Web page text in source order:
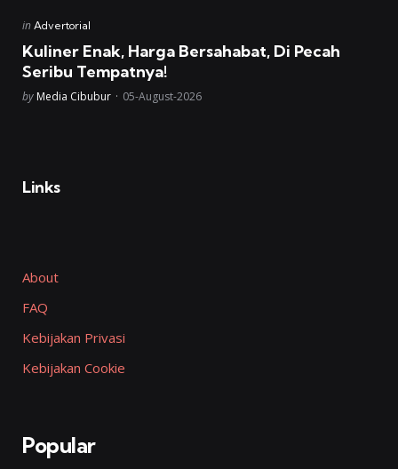
Posted
in Advertorial
Kuliner Enak, Harga Bersahabat, Di Pecah
Seribu Tempatnya!
Posted
by Media Cibubur 05-August-2026
Links
About
FAQ
Kebijakan Privasi
Kebijakan Cookie
Popular